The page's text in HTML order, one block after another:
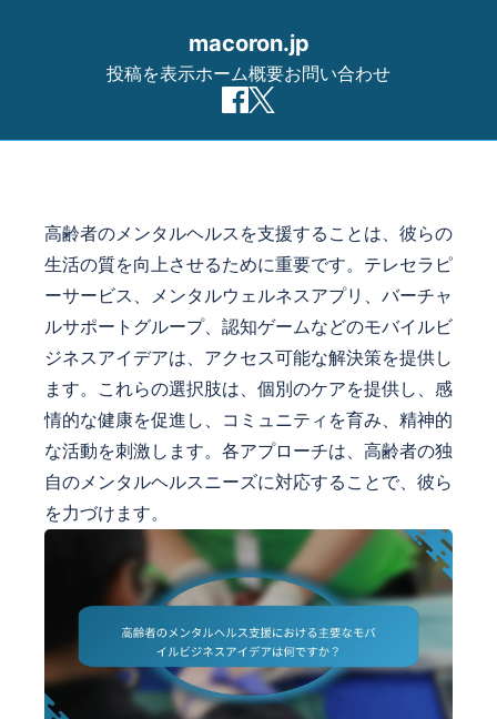
macoron.jp
投稿を表示ホーム概要お問い合わせ
高齢者のメンタルヘルスを支援することは、彼らの
生活の質を向上させるために重要です。テレセラピ
ーサービス、メンタルウェルネスアプリ、バーチャ
ルサポートグループ、認知ゲームなどのモバイルビ
ジネスアイデアは、アクセス可能な解決策を提供し
ます。これらの選択肢は、個別のケアを提供し、感
情的な健康を促進し、コミュニティを育み、精神的
な活動を刺激します。各アプローチは、高齢者の独
自のメンタルヘルスニーズに対応することで、彼ら
を力づけます。